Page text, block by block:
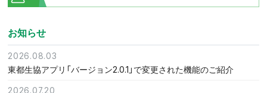
お知らせ
2026.08.03
東都生協アプリ「バージョン2.0.1」で変更された機能のご紹介
2026.07.20